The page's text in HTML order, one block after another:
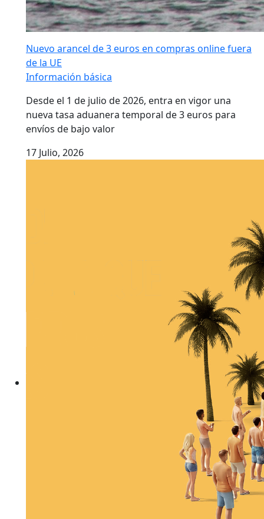
Nuevo arancel de 3 euros en compras online fuera
de la UE
Información básica
Desde el 1 de julio de 2026, entra en vigor una
nueva tasa aduanera temporal de 3 euros para
envíos de bajo valor
17 Julio, 2026